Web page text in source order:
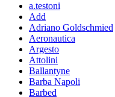
a.testoni
Add
Adriano Goldschmied
Aeronautica
Argesto
Attolini
Ballantyne
Barba Napoli
Barbed